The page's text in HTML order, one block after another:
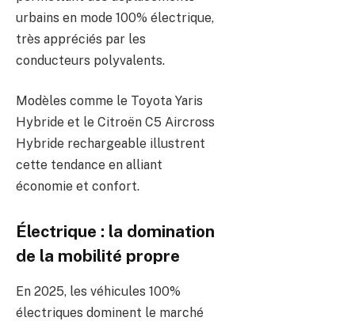
urbains en mode 100% électrique,
très appréciés par les
conducteurs polyvalents.
Modèles comme le Toyota Yaris
Hybride et le Citroën C5 Aircross
Hybride rechargeable illustrent
cette tendance en alliant
économie et confort.
Électrique : la domination
de la mobilité propre
En 2025, les véhicules 100%
électriques dominent le marché